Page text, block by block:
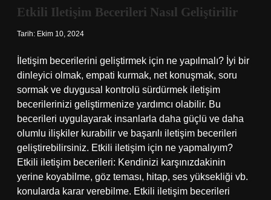
Etkili Iletişim Becerileri Nasıl Geliştirilir
Tarih: Ekim 10, 2024
İletişim becerilerini geliştirmek için ne yapılmalı? İyi bir
dinleyici olmak, empati kurmak, net konuşmak, soru
sormak ve duygusal kontrolü sürdürmek iletişim
becerilerinizi geliştirmenize yardımcı olabilir. Bu
becerileri uygulayarak insanlarla daha güçlü ve daha
olumlu ilişkiler kurabilir ve başarılı iletişim becerileri
geliştirebilirsiniz. Etkili iletişim için ne yapmalıyım?
Etkili iletişim becerileri: Kendinizi karşınızdakinin
yerine koyabilme, göz teması, hitap, ses yüksekliği vb.
konularda karar verebilme. Etkili iletişim becerileri